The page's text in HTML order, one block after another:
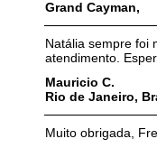
Grand Cayman,
Natália sempre foi
atendimento.
Mauricio C.
Rio de Janeiro,
Muito obrigada,